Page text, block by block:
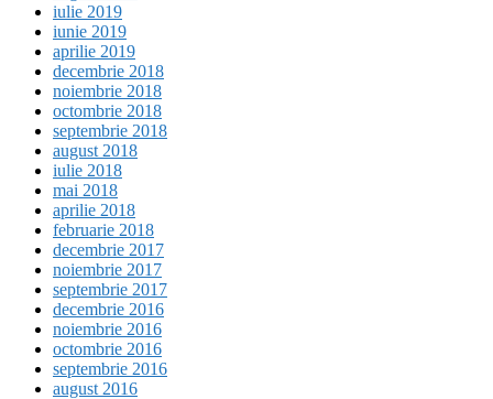
iulie 2019
iunie 2019
aprilie 2019
decembrie 2018
noiembrie 2018
octombrie 2018
septembrie 2018
august 2018
iulie 2018
mai 2018
aprilie 2018
februarie 2018
decembrie 2017
noiembrie 2017
septembrie 2017
decembrie 2016
noiembrie 2016
octombrie 2016
septembrie 2016
august 2016